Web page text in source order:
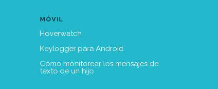
MÓVIL
Hoverwatch
Keylogger para Android
Cómo monitorear los mensajes de
texto de un hijo